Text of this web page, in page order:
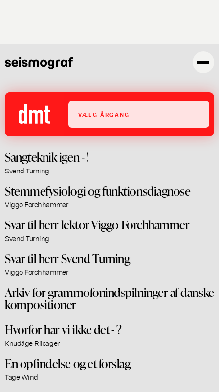
VÆLG ÅRGANG
Sangteknik igen - !
Svend Turning
Stemmefysiologi og funktionsdiagnose
Viggo Forchhammer
Svar til herr lektor Viggo Forchhammer
Svend Turning
Svar til herr Svend Turning
Viggo Forchhammer
Arkiv for grammofonindspilninger af danske
kompositioner
Hvorfor har vi ikke det - ?
Knudåge Riisager
En opfindelse og et forslag
Tage Wind